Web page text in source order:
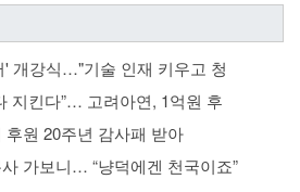
개강식…"기술 인재 키우고 청
지킨다”… 고려아연, 1억원 후
원 20주년 감사패 받아
가보니… “냥덕에겐 천국이죠”